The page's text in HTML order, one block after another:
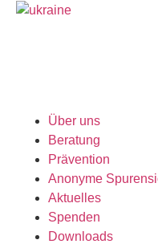
Über uns
Beratung
Prävention
Anonyme
Aktuelles
Spenden
Downloads